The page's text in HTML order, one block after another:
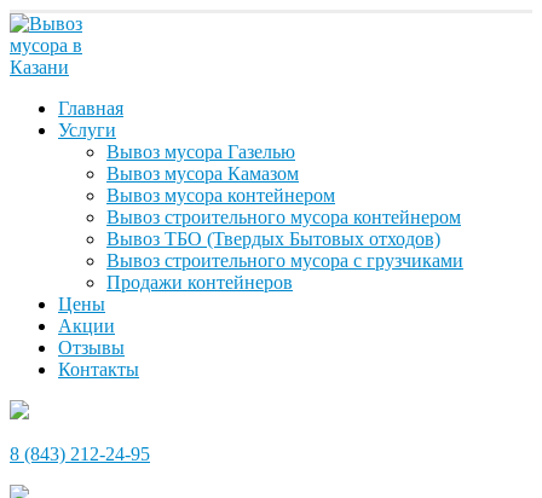
Главная
Услуги
Вывоз мусора Газелью
Вывоз мусора Камазом
Вывоз мусора контейнером
Вывоз строительного мусора контейнером
Вывоз ТБО (Твердых Бытовых отходов)
Вывоз строительного мусора с грузчиками
Продажи контейнеров
Цены
Акции
Отзывы
Контакты
8 (843) 212-24-95